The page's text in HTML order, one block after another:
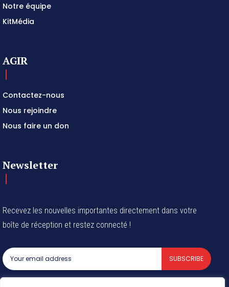
Notre équipe
KitMédia
AGIR
Contactez-nous
Nous rejoindre
Nous faire un don
Newsletter
Recevez les nouvelles importantes directement dans votre
boîte de réception et restez connecté !
SUBSCRIBE